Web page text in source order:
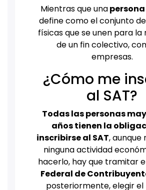
Mientras que una
define como el conjunto
físicas que se unen para la
de un fin colectivo,
empresas.
¿Cómo me
al SAT?
Todas las personas
años tienen la
inscribirse al SAT, aunque
ninguna actividad
hacerlo, hay que tramitar
Federal de
posteriormente, elegir el